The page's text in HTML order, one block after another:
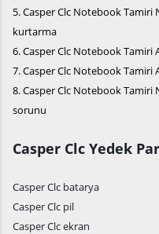
5. Casper Clc Notebook Tamiri
kurtarma
6. Casper Clc Notebook
7. Casper Clc Notebook
8. Casper Clc Notebook Tamiri
sorunu
Casper Clc Yedek
Casper Clc batarya
Casper Clc pil
Casper Clc ekran